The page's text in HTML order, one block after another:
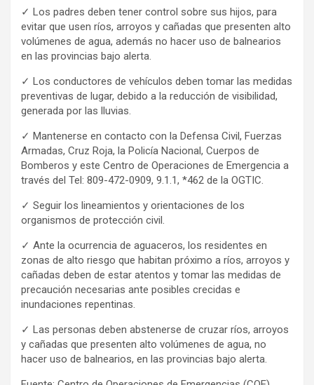
✓ Los padres deben tener control sobre sus hijos, para
evitar que usen ríos, arroyos y cañadas que presenten alto
volúmenes de agua, además no hacer uso de balnearios
en las provincias bajo alerta.
✓ Los conductores de vehículos deben tomar las medidas
preventivas de lugar, debido a la reducción de visibilidad,
generada por las lluvias.
✓ Mantenerse en contacto con la Defensa Civil, Fuerzas
Armadas, Cruz Roja, la Policía Nacional, Cuerpos de
Bomberos y este Centro de Operaciones de Emergencia a
través del Tel: 809-472-0909, 9.1.1, *462 de la OGTIC.
✓ Seguir los lineamientos y orientaciones de los
organismos de protección civil.
✓ Ante la ocurrencia de aguaceros, los residentes en
zonas de alto riesgo que habitan próximo a ríos, arroyos y
cañadas deben de estar atentos y tomar las medidas de
precaución necesarias ante posibles crecidas e
inundaciones repentinas.
✓ Las personas deben abstenerse de cruzar ríos, arroyos
y cañadas que presenten alto volúmenes de agua, no
hacer uso de balnearios, en las provincias bajo alerta.